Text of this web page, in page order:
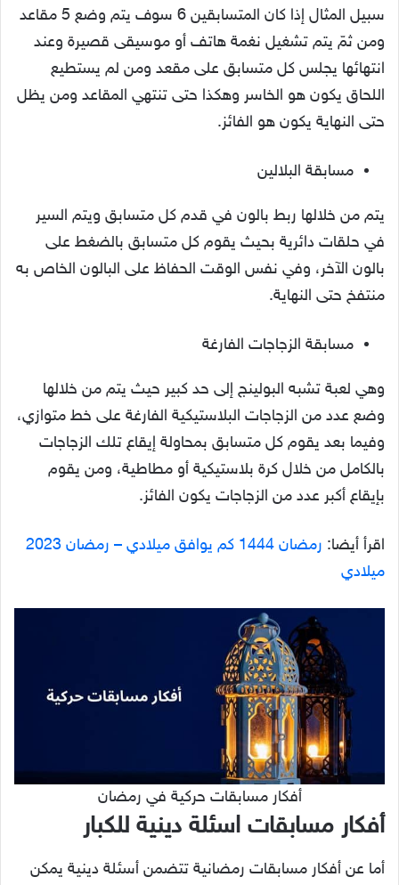
سبيل المثال إذا كان المتسابقين 6 سوف يتم وضع 5 مقاعد
ومن ثمّ يتم تشغيل نغمة هاتف أو موسيقى قصيرة وعند
انتهائها يجلس كل متسابق على مقعد ومن لم يستطيع
اللحاق يكون هو الخاسر وهكذا حتى تنتهي المقاعد ومن يظل
حتى النهاية يكون هو الفائز.
مسابقة البلالين
يتم من خلالها ربط بالون في قدم كل متسابق ويتم السير
في حلقات دائرية بحيث يقوم كل متسابق بالضغط على
بالون الآخر، وفي نفس الوقت الحفاظ على البالون الخاص به
منتفخ حتى النهاية.
مسابقة الزجاجات الفارغة
وهي لعبة تشبه البولينج إلى حد كبير حيث يتم من خلالها
وضع عدد من الزجاجات البلاستيكية الفارغة على خط متوازي،
وفيما بعد يقوم كل متسابق بمحاولة إيقاع تلك الزجاجات
بالكامل من خلال كرة بلاستيكية أو مطاطية، ومن يقوم
بإيقاع أكبر عدد من الزجاجات يكون الفائز.
اقرأ أيضا:
رمضان 1444 كم يوافق ميلادي – رمضان 2023
ميلادي
أفكار مسابقات حركية في رمضان
أفكار مسابقات اسئلة دينية للكبار
أما عن أفكار مسابقات رمضانية تتضمن أسئلة دينية يمكن